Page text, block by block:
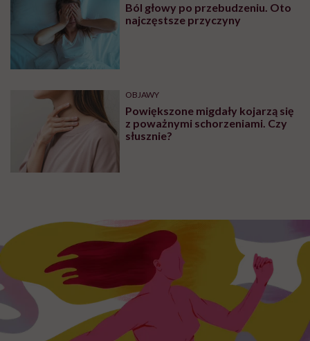
Ból głowy po przebudzeniu. Oto
najczęstsze przyczyny
OBJAWY
Powiększone migdały kojarzą się
z poważnymi schorzeniami. Czy
słusznie?